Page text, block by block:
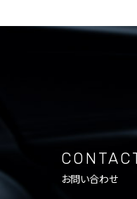
お問い合わせ